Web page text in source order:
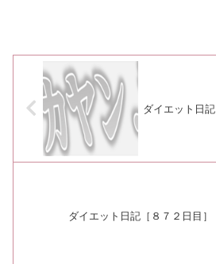
ダイエット日
ダイエット日記［８７２日目］